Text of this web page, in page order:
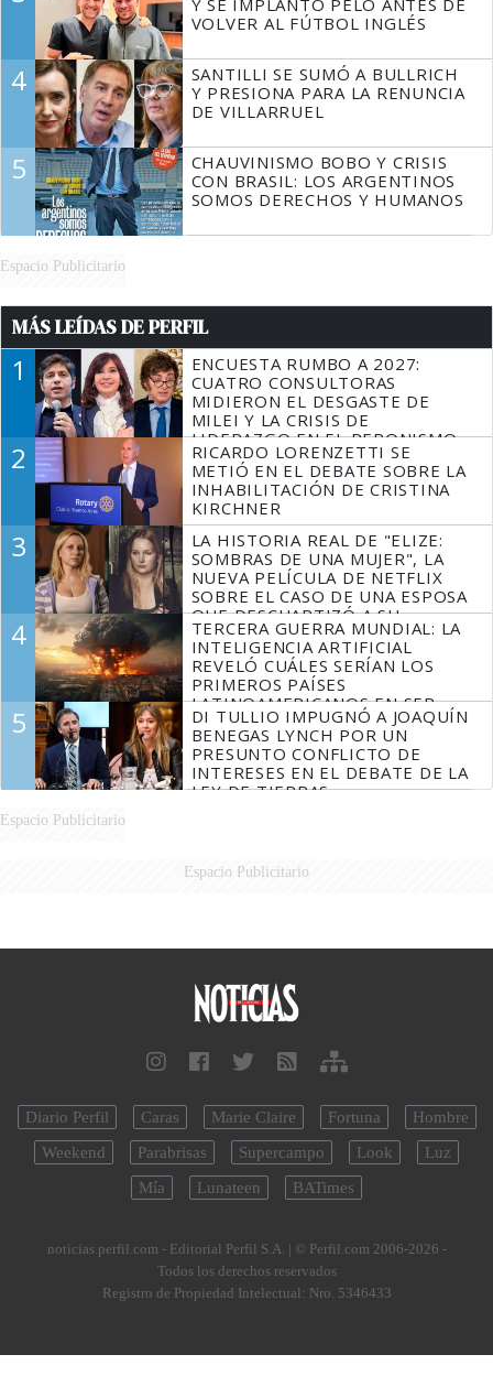
VOLVER AL FÚTBOL INGLÉS
4
SANTILLI SE SUMÓ A BULLRICH
Y PRESIONA PARA LA RENUNCIA
DE VILLARRUEL
5
CHAUVINISMO BOBO Y CRISIS
CON BRASIL: LOS ARGENTINOS
SOMOS DERECHOS Y HUMANOS
Espacio Publicitario
MÁS LEÍDAS DE PERFIL
1
ENCUESTA RUMBO A 2027:
CUATRO CONSULTORAS
MIDIERON EL DESGASTE DE
MILEI Y LA CRISIS DE
LIDERAZGO EN EL PERONISMO
2
RICARDO LORENZETTI SE
METIÓ EN EL DEBATE SOBRE LA
INHABILITACIÓN DE CRISTINA
KIRCHNER
3
LA HISTORIA REAL DE "ELIZE:
SOMBRAS DE UNA MUJER", LA
NUEVA PELÍCULA DE NETFLIX
SOBRE EL CASO DE UNA ESPOSA
QUE DESCUARTIZÓ A SU
MARIDO
4
TERCERA GUERRA MUNDIAL: LA
INTELIGENCIA ARTIFICIAL
REVELÓ CUÁLES SERÍAN LOS
PRIMEROS PAÍSES
LATINOAMERICANOS EN SER
DERROTADOS
5
DI TULLIO IMPUGNÓ A JOAQUÍN
BENEGAS LYNCH POR UN
PRESUNTO CONFLICTO DE
INTERESES EN EL DEBATE DE LA
LEY DE TIERRAS
Espacio Publicitario
Espacio Publicitario
Diario Perfil Caras Marie Claire Fortuna
Hombre
Weekend
Parabrisas Supercampo Look
Luz
Mía
Lunateen BATimes
noticias.perfil.com - Editorial Perfil S.A. | © Perfil.com 2006-2026 -
Todos los derechos reservados
Registro de Propiedad Intelectual: Nro. 5346433